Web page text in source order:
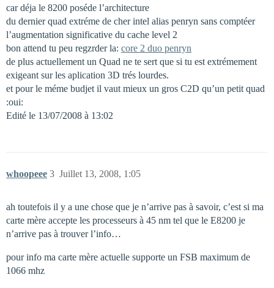
car déja le 8200 poséde l’architecture
du dernier quad extréme de cher intel alias penryn sans comptéer
l’augmentation significative du cache level 2
bon attend tu peu regzrder la: core 2 duo penryn
de plus actuellement un Quad ne te sert que si tu est extrémement
exigeant sur les aplication 3D trés lourdes.
et pour le méme budjet il vaut mieux un gros C2D qu’un petit quad
:oui:
Edité le 13/07/2008 à 13:02
whoopeee Juillet 13, 2008, 1:05
3
ah toutefois il y a une chose que je n’arrive pas à savoir, c’est si ma
carte mère accepte les processeurs à 45 nm tel que le E8200 je
n’arrive pas à trouver l’info…
pour info ma carte mère actuelle supporte un FSB maximum de
1066 mhz